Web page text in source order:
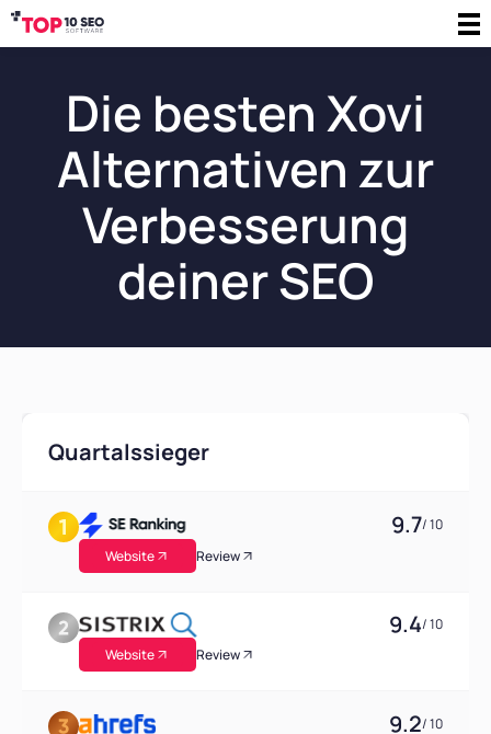
Die besten Xovi
Alternativen zur
Verbesserung
deiner SEO
Quartalssieger
9.7/ 10
Website
Review
9.4/ 10
Website
Review
9.2/ 10